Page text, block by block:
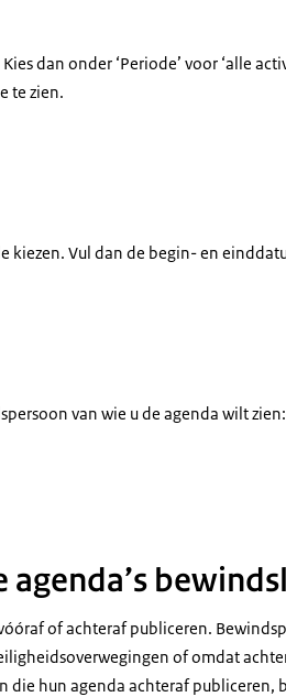
dan onder ‘Periode’ voor ‘alle
te zien.
kiezen. Vul dan de begin- en
periode
van wie u de agenda wilt zien:
of achteraf publiceren.
of omdat
die hun agenda achteraf publiceren,